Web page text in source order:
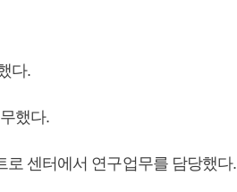
다.
했다.
센터에서 연구업무를 담당했다.